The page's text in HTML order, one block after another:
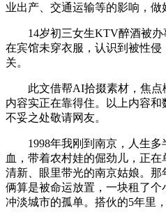
业出产、交通运输等的影响，做
14岁初三女生KTV醉酒被办
在宾馆未穿衣服，认识到被性
关。
此文借帮AI拾掇素材，焦点
内容实正在靠得住。以上内容和
不妥之处敬请网友。
1998年我刚到南京，人生多
血，带着农村娃的倔劲儿，正
清新、眼里带光的南京姑娘。
俩算是被命运放置，一块租了个
冲淡城市的孤单。搭伙的5年里